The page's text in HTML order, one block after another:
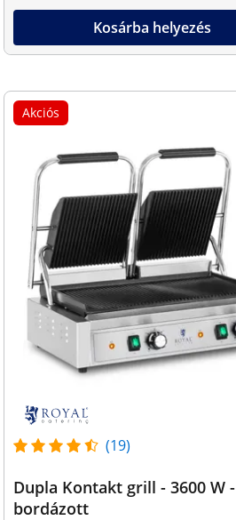
Kosárba helyezés
Akciós
(19)
Dupla Kontakt grill - 3600 W -
bordázott